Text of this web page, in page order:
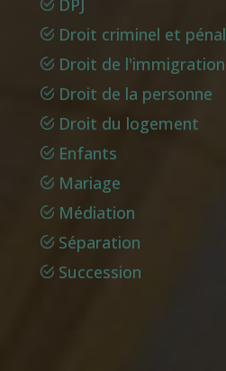
DPJ
Droit criminel et pénal
Droit de l'immigration
Droit de la personne
Droit du logement
Enfants
Mariage
Médiation
Séparation
Succession